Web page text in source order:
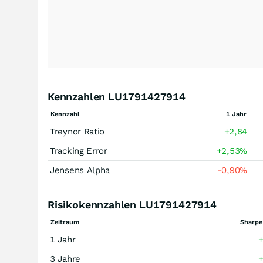
Kennzahlen LU1791427914
Kennzahl 1 Jahr
Treynor Ratio +2,84
Tracking Error
+2,53%
Jensens Alpha
-0,90%
Risikokennzahlen LU1791427914
Zeitraum
1 Jahr
3 Jahre